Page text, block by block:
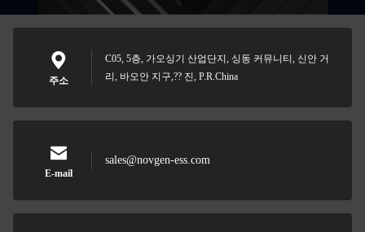
주소
C05, 5층, 가오싱기 산업단지, 싱동 커뮤니티, 신안 거
리, 바오안 지구,?? 진, P.R.China
E-mail
sales@novgen-ess.com